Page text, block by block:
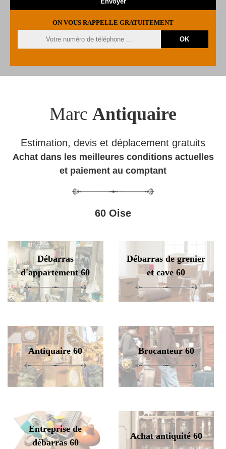
ON VOUS RAPPELLE GRATUITEMENT
Marc Antiquaire
Estimation, devis et déplacement gratuits
Achat dans les meilleures conditions actuelles
et paiement au comptant
60 Oise
Débarras
d'appartement 60
Débarras de grenier
et cave 60
Antiquaire 60 Brocanteur 60
Entreprise de
débarras 60
Achat antiquité 60